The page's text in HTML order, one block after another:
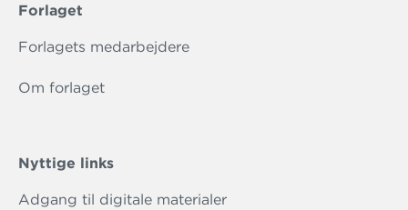
Forlaget
Forlagets medarbejdere
Om forlaget
Nyttige links
Adgang til digitale materialer